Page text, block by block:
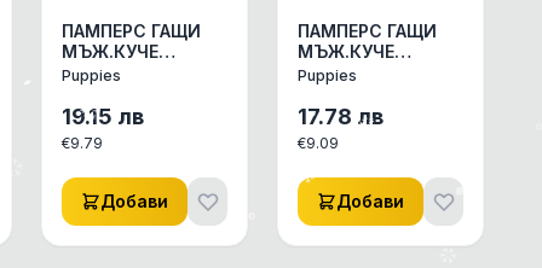
ПАМПЕРС ГАЩИ
МЪЖ.КУЧЕ
PUPPIES S
КОТЕ ДРУГИ
АКСЕСОАРИ 1бр
Puppies
19.15 лв
€9.79
Добави
ПАМПЕРС ГАЩИ
МЪЖ.КУЧЕ
PUPPIES XS
КОТЕ ДРУГИ
АКСЕСОАРИ 1бр
Puppies
17.78 лв
€9.09
Добави